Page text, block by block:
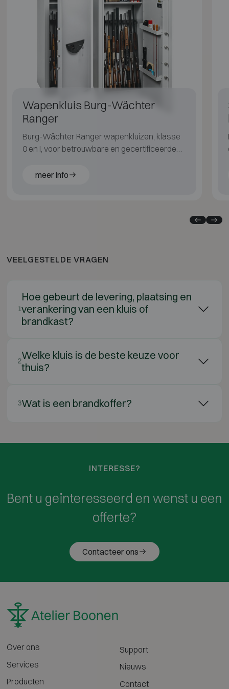
Wapenkluis Burg-Wächter
Ranger
Burg-Wächter Ranger wapenkluizen, klasse
0 en I, voor betrouwbare en gecertificeerde
meer info
VEELGESTELDE VRAGEN
1
Hoe gebeurt de levering, plaatsing en
verankering van een kluis of
brandkast?
2Welke kluis is de beste keuze voor
thuis?
3Wat is een brandkoffer?
INTERESSE?
Bent u geïnteresseerd en wenst u een
offerte?
Contacteer ons
Over ons
Services
Producten
Support
Nieuws
Contact